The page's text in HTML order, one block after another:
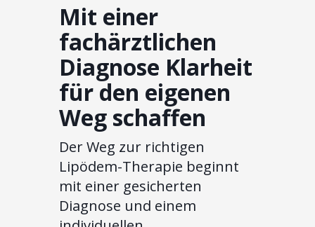
Mit einer
fachärztlichen
Diagnose Klarheit
für den eigenen
Weg schaffen
Der Weg zur richtigen
Lipödem-Therapie beginnt
mit einer gesicherten
Diagnose und einem